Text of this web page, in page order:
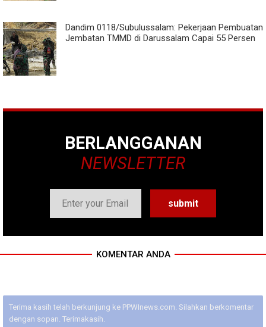
Dandim 0118/Subulussalam: Pekerjaan Pembuatan
Jembatan TMMD di Darussalam Capai 55 Persen
BERLANGGANAN
NEWSLETTER
KOMENTAR ANDA
Terima kasih telah berkunjung ke PPWInews.com. Silahkan berkomentar
dengan sopan. Terimakasih.